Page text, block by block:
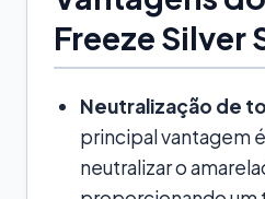
Freeze Silver
Neutralização de
principal vantagem
neutralizar o